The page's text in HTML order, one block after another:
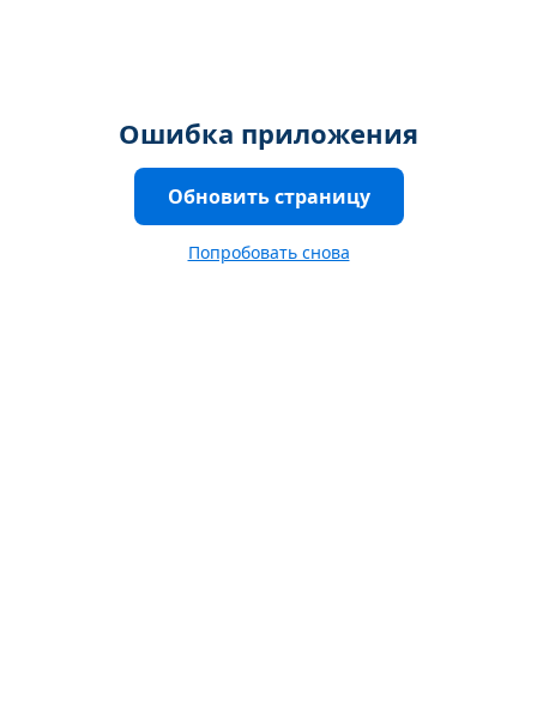
Ошибка приложения
Обновить страницу
Попробовать снова